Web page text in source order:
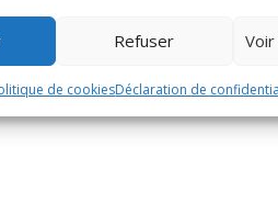
Refuser
de cookiesDéclaration de